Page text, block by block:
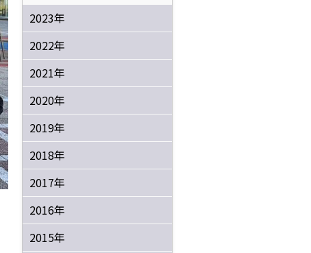
2023年
2022年
2021年
2020年
2019年
2018年
2017年
2016年
2015年